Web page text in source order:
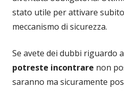
stato utile per attivare
meccanismo di sicurezza.
Se avete dei dubbi riguardo
potreste incontrare non
saranno ma sicuramente